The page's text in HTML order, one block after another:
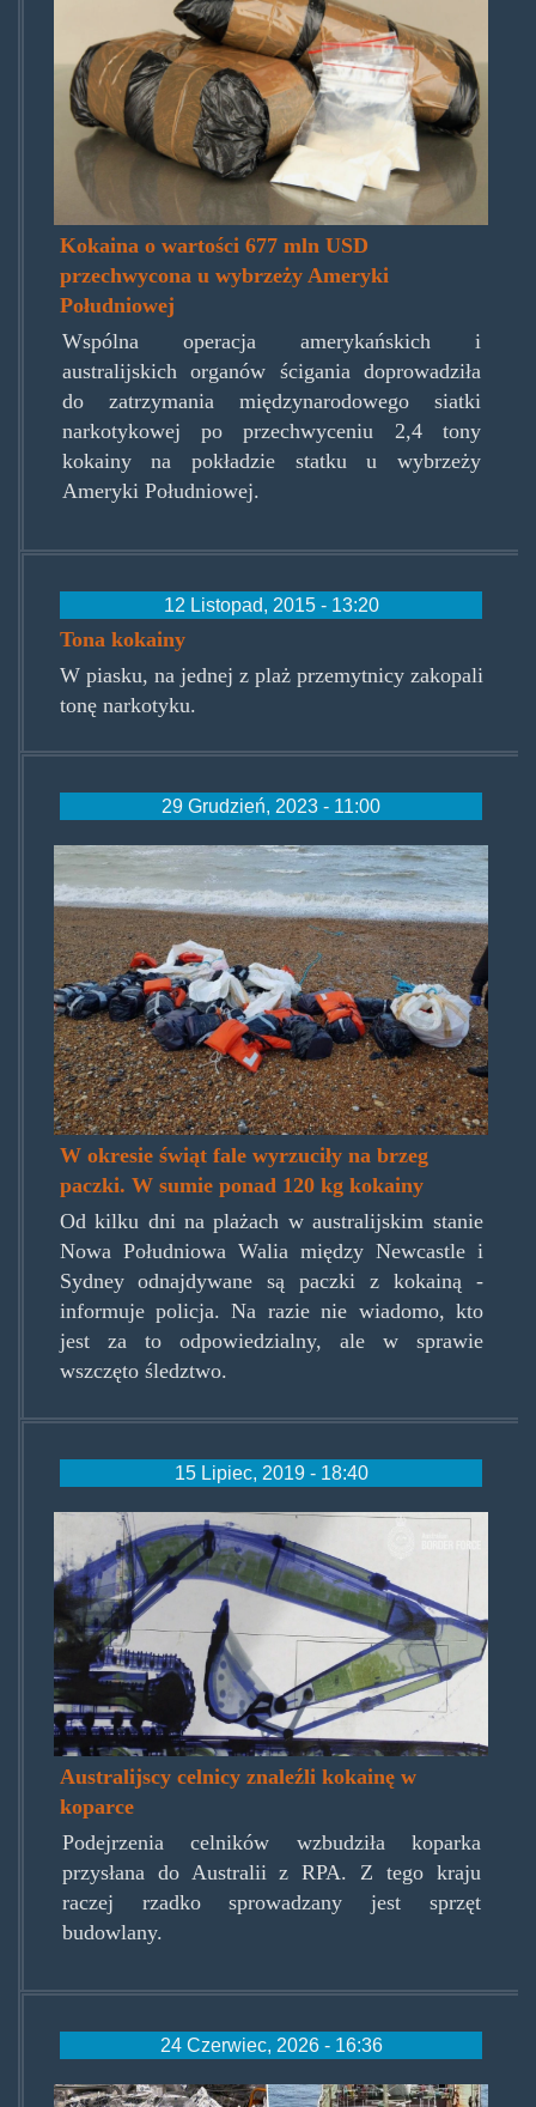
Kokaina o wartości 677 mln USD
przechwycona u wybrzeży Ameryki
Południowej
Wspólna operacja amerykańskich i
australijskich organów ścigania doprowadziła
do zatrzymania międzynarodowego siatki
narkotykowej po przechwyceniu 2,4 tony
kokainy na pokładzie statku u wybrzeży
Ameryki Południowej.
12 Listopad, 2015 - 13:20
Tona kokainy
W piasku, na jednej z plaż przemytnicy zakopali
tonę narkotyku.
29 Grudzień, 2023 - 11:00
narkotyki-east-sussex-1-
-950x634.jpg
W okresie świąt fale wyrzuciły na brzeg
paczki. W sumie ponad 120 kg kokainy
Od kilku dni na plażach w australijskim stanie
Nowa Południowa Walia między Newcastle i
Sydney odnajdywane są paczki z kokainą -
informuje policja. Na razie nie wiadomo, kto
jest za to odpowiedzialny, ale w sprawie
wszczęto śledztwo.
15 Lipiec, 2019 - 18:40
koparkazrpa.jpg
Australijscy celnicy znaleźli kokainę w
koparce
Podejrzenia celników wzbudziła koparka
przysłana do Australii z RPA. Z tego kraju
raczej rzadko sprowadzany jest sprzęt
budowlany.
24 Czerwiec, 2026 - 16:36